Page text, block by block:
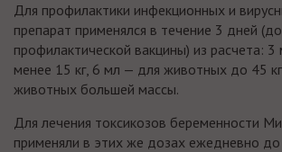
Для профилактики инфекционных и
препарат применялся в течение 3 дней
профилактической вакцины) из расчета:
менее 15 кг, 6 мл — для животных до 45
животных большей массы.
Для лечения токсикозов беременности
применяли в этих же дозах ежедневно